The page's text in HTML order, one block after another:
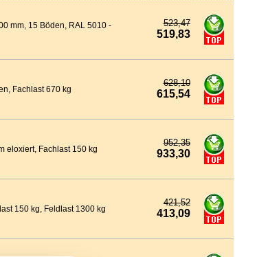
mm, 15 Böden, RAL 5010 -
523,47
519,83
Fachlast 670 kg
628,10
615,54
eloxiert, Fachlast 150 kg
952,35
933,30
150 kg, Feldlast 1300 kg
421,52
413,09